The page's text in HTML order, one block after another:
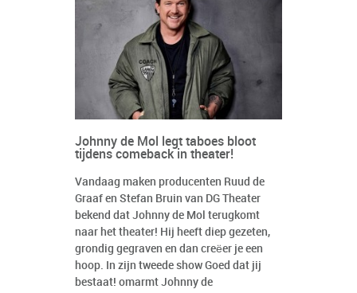
Johnny de Mol legt taboes bloot
tijdens comeback in theater!
Vandaag maken producenten Ruud de
Graaf en Stefan Bruin van DG Theater
bekend dat Johnny de Mol terugkomt
naar het theater! Hij heeft diep gezeten,
grondig gegraven en dan creëer je een
hoop. In zijn tweede show Goed dat jij
bestaat! omarmt Johnny de